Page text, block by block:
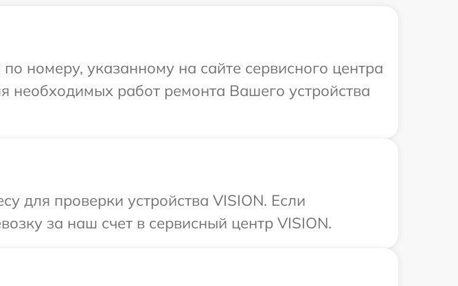
номеру, указанному на сайте сервисного центра
работ ремонта Вашего устройства
для проверки устройства VISION. Если
за наш счет в сервисный центр VISION.